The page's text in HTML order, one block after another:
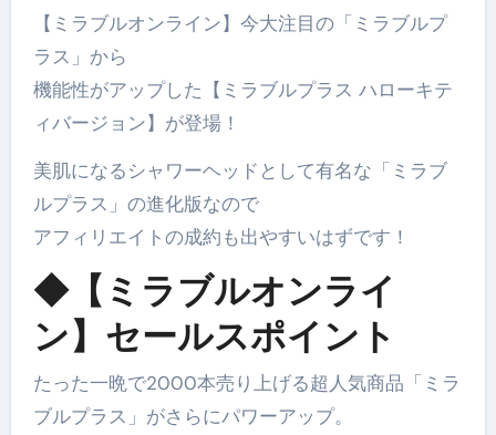
【ミラブルオンライン】今大注目の「ミラブルプ
ラス」から
機能性がアップした【ミラブルプラス ハローキテ
ィバージョン】が登場！
美肌になるシャワーヘッドとして有名な「ミラブ
ルプラス」の進化版なので
アフィリエイトの成約も出やすいはずです！
◆【ミラブルオンライ
ン】セールスポイント
たった一晩で2000本売り上げる超人気商品「ミラ
ブルプラス」がさらにパワーアップ。